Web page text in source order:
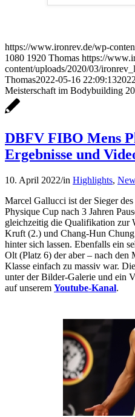
https://www.ironrev.de/wp-
1080 1920 Thomas https://
content/uploads/2020/03/
Thomas2022-05-16 22:09:13
Meisterschaft im Bodybuilding
DBFV FIBO Mens
Ergebnisse und
10. April 2022/in Highlights,
Marcel Gallucci ist der Sieger
Physique Cup nach 3 Jahren
gleichzeitig die Qualifikation zur
Kruft (2.) und Chang-Hun
hinter sich lassen. Ebenfalls ein
Olt (Platz 6) der aber – nach den
Klasse einfach zu massiv war.
unter der Bilder-Galerie und ein
auf unserem Youtube-Kanal.